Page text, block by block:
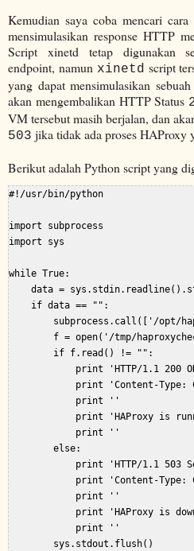
Kemudian saya coba mencari
mensimulasikan response HTTP
Script xinetd tetap digunakan
endpoint, namun xinetd script
yang dapat mensimulasikan
akan mengembalikan HTTP Status
VM tersebut masih berjalan, dan
503 jika tidak ada proses HAProxy
Berikut adalah Python script yang
#!/usr/bin/python
import subprocess
import sys
while True:
data =
    if data == "":
subprocess.call(['/opt/
f = open('/tmp/
        if f.read() != "":
print 'HTTP/1.1 200
print 'Content-Type:
            print ''
print 'HAProxy is
            print ''
        else:
print 'HTTP/1.1 503
print 'Content-Type:
            print ''
print 'HAProxy is
            print ''
        sys.stdout.flush()